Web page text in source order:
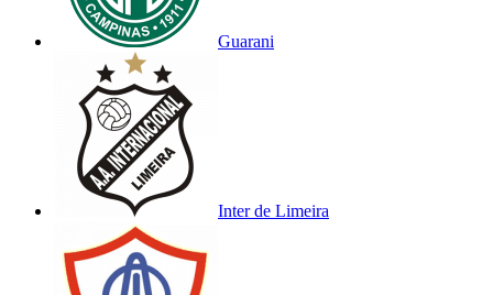
Guarani
Inter de Limeira